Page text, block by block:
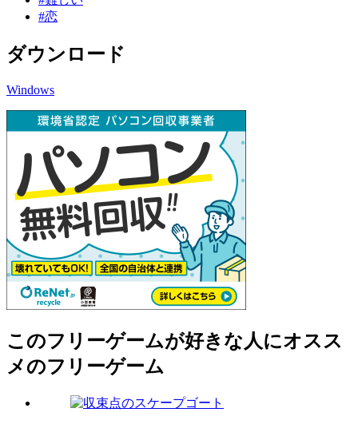
#恋
ダウンロード
Windows
このフリーゲームが好きな人にオスス
メのフリーゲーム